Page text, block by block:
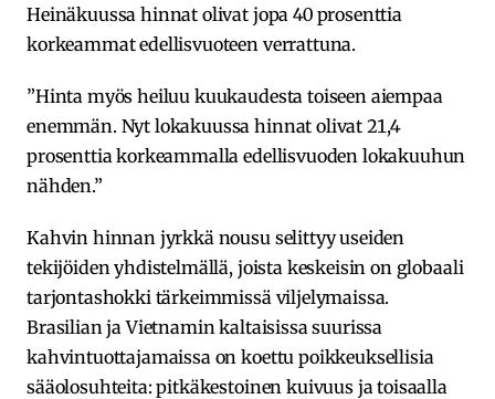
Heinäkuussa hinnat olivat jopa 40 prosenttia
korkeammat edellisvuoteen verrattuna.
”Hinta myös heiluu kuukaudesta toiseen aiempaa
enemmän. Nyt lokakuussa hinnat olivat 21,4
prosenttia korkeammalla edellisvuoden lokakuuhun
nähden.”
Kahvin hinnan jyrkkä nousu selittyy useiden
tekijöiden yhdistelmällä, joista keskeisin on globaali
tarjontashokki tärkeimmissä viljelymaissa.
Brasilian ja Vietnamin kaltaisissa suurissa
kahvintuottajamaissa on koettu poikkeuksellisia
sääolosuhteita: pitkäkestoinen kuivuus ja toisaalla